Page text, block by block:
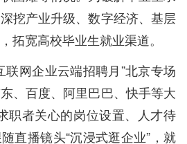
挖产业升级、数字经济、基层
拓宽高校毕业生就业渠道。
网企业云端招聘月”北京专场
、百度、阿里巴巴、快手等大
职者关心的岗位设置、人才待
直播镜头“沉浸式逛企业”，就